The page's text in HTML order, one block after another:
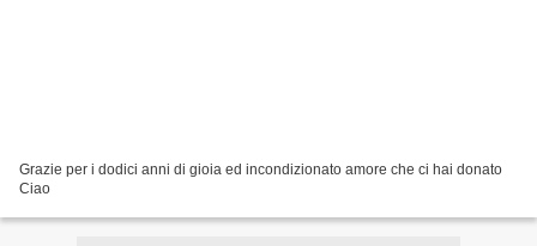
Grazie per i dodici anni di gioia ed incondizionato amore che ci hai donato
Ciao